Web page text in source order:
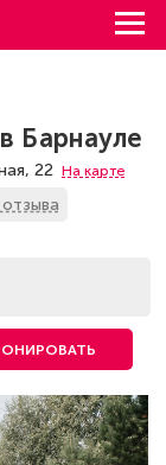
Барнауле
22 На карте